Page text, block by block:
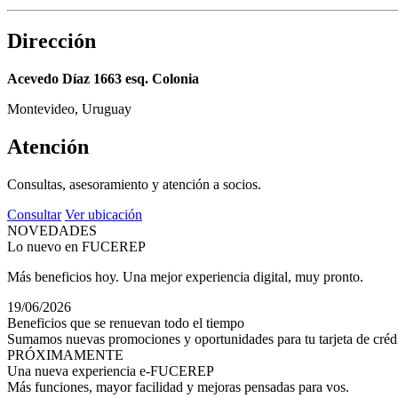
Dirección
Acevedo Díaz 1663 esq. Colonia
Montevideo, Uruguay
Atención
Consultas, asesoramiento y atención a socios.
Consultar Ver ubicación
NOVEDADES
Lo nuevo en FUCEREP
Más beneficios hoy. Una mejor experiencia digital, muy pronto.
19/06/2026
Beneficios que se renuevan todo el tiempo
Sumamos nuevas promociones y oportunidades para tu tarjeta de
PRÓXIMAMENTE
Una nueva experiencia e-FUCEREP
Más funciones, mayor facilidad y mejoras pensadas para vos.